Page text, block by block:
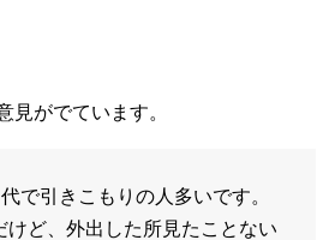
見がでています。
で引きこもりの人多いです。
けど、外出した所見たことない